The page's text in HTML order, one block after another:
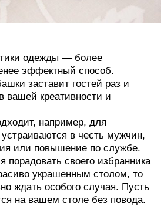
одежды — более
эффектный способ.
заставит гостей раз и
вашей креативности и
например, для
в честь мужчин,
или повышение по службе.
порадовать своего избранника
украшенным столом, то
ждать особого случая. Пусть
на вашем столе без повода.